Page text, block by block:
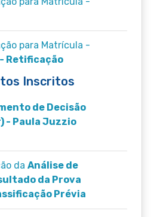
para Matrícula -
Retificação
Inscritos
de Decisão
- Paula Juzzio
da Análise de
da Prova
Prévia